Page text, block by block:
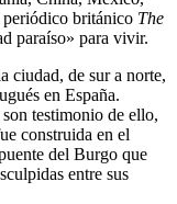
periódico británico The
paraíso» para vivir.​​​​​​
ciudad,​​​ de sur a norte,
en España.​
testimonio de ello,
construida en el
del Burgo que
entre sus